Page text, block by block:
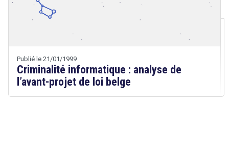
Technologies
Publié le 21/01/1999
Criminalité informatique : analyse de
l’avant-projet de loi belge